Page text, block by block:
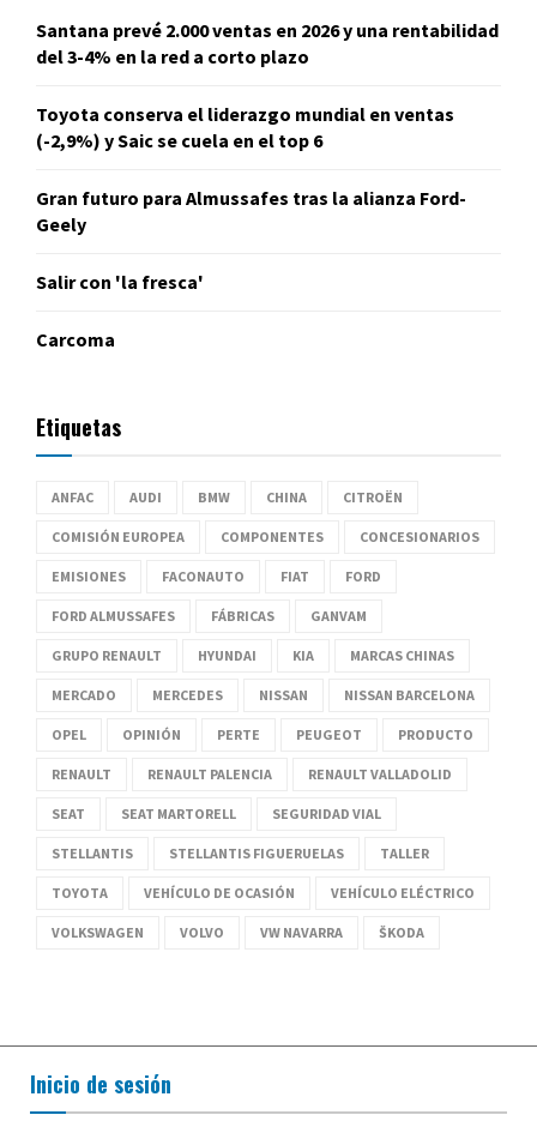
Santana prevé 2.000 ventas en 2026 y una rentabilidad
del 3-4% en la red a corto plazo
Toyota conserva el liderazgo mundial en ventas
(-2,9%) y Saic se cuela en el top 6
Gran futuro para Almussafes tras la alianza Ford-
Geely
Salir con 'la fresca'
Carcoma
Etiquetas
ANFAC AUDI BMW CHINA CITROËN
COMISIÓN EUROPEA COMPONENTES CONCESIONARIOS
EMISIONES FACONAUTO FIAT FORD
FORD ALMUSSAFES FÁBRICAS GANVAM
GRUPO RENAULT HYUNDAI KIA MARCAS CHINAS
MERCADO MERCEDES NISSAN NISSAN BARCELONA
OPEL OPINIÓN PERTE PEUGEOT PRODUCTO
RENAULT RENAULT PALENCIA RENAULT VALLADOLID
SEAT SEAT MARTORELL SEGURIDAD VIAL
STELLANTIS STELLANTIS FIGUERUELAS TALLER
TOYOTA VEHÍCULO DE OCASIÓN VEHÍCULO ELÉCTRICO
VOLKSWAGEN VOLVO VW NAVARRA ŠKODA
Inicio de sesión